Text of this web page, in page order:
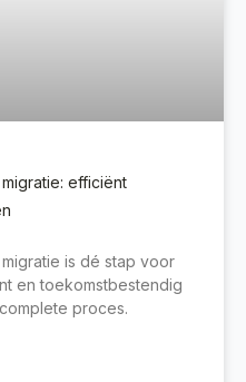
efficiënt
is dé stap voor
en toekomstbestendig
proces.